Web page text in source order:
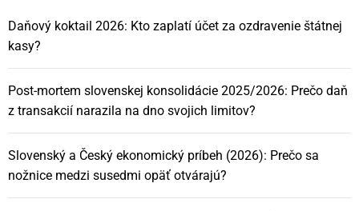
Daňový koktail 2026: Kto zaplatí účet za ozdravenie štátnej
kasy?
Post-mortem slovenskej konsolidácie 2025/2026: Prečo daň
z transakcií narazila na dno svojich limitov?
Slovenský a Český ekonomický príbeh (2026): Prečo sa
nožnice medzi susedmi opäť otvárajú?